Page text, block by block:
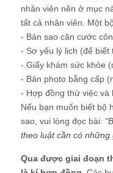
nhân viên nên ở mục
tất cả nhân viên. Một
- Bản sao căn cước
- Sơ yếu lý lịch (để biết
- Giấy khám sức khỏe
- Bản photo bằng cấp
- Hợp đồng thử việc và
Nếu bạn muốn biết bộ
sao, vui lòng đọc bài: "
theo luật cần có những
Qua được giai đoạn